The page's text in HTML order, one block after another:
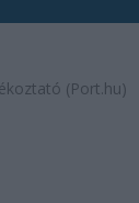
(Port.hu)